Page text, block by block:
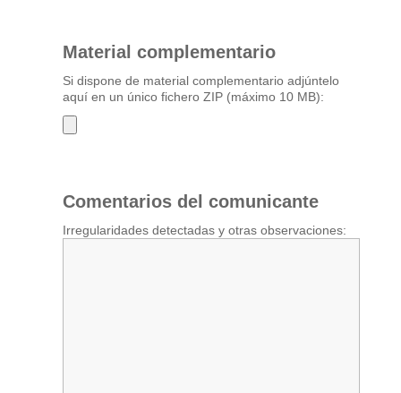
Material complementario
Si dispone de material complementario adjúntelo
aquí en un único fichero ZIP (máximo 10 MB):
Comentarios del comunicante
Irregularidades detectadas y otras observaciones: